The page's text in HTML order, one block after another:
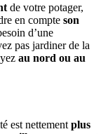
de votre potager,
en compte son
d’une
pas jardiner de la
au nord ou au
est nettement plus